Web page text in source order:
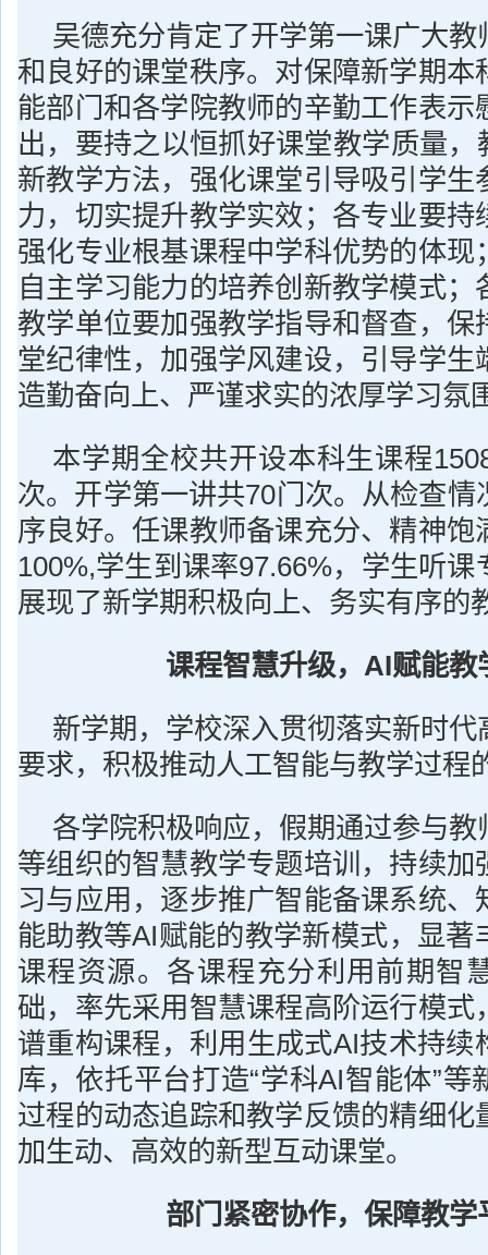
吴德充分肯定了开学第一课广大
和良好的课堂秩序。对保障新学期本
能部门和各学院教师的辛勤工作表示
出，要持之以恒抓好课堂教学质量，
新教学方法，强化课堂引导吸引学生
力，切实提升教学实效；各专业要持
强化专业根基课程中学科优势的体现
自主学习能力的培养创新教学模式；
教学单位要加强教学指导和督查，保
堂纪律性，加强学风建设，引导学生
造勤奋向上、严谨求实的浓厚学习氛
本学期全校共开设本科生课程
次。开学第一讲共70门次。从检查情
序良好。任课教师备课充分、精神饱
100%,学生到课率97.66%，学生听
展现了新学期积极向上、务实有序的
课程智慧升级， AI赋能教
新学期，学校深入贯彻落实新时
要求，积极推动人工智能与教学过程
各学院积极响应，假期通过参与
等组织的智慧教学专题培训，持续加
习与应用，逐步推广智能备课系统、
能助教等AI赋能的教学新模式，显著
课程资源。各课程充分利用前期智
础，率先采用智慧课程高阶运行模式
谱重构课程，利用生成式AI技术持续
库，依托平台打造“学科AI智能体”等
过程的动态追踪和教学反馈的精细化
加生动、高效的新型互动课堂。
部门紧密协作，保障教学